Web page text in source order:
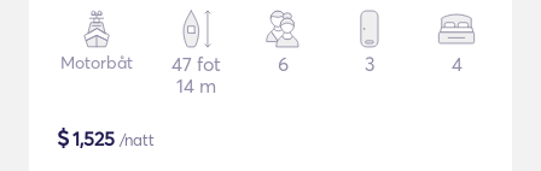
Motorbåt
47 fot
14 m
6 3 4
$1,525 /natt